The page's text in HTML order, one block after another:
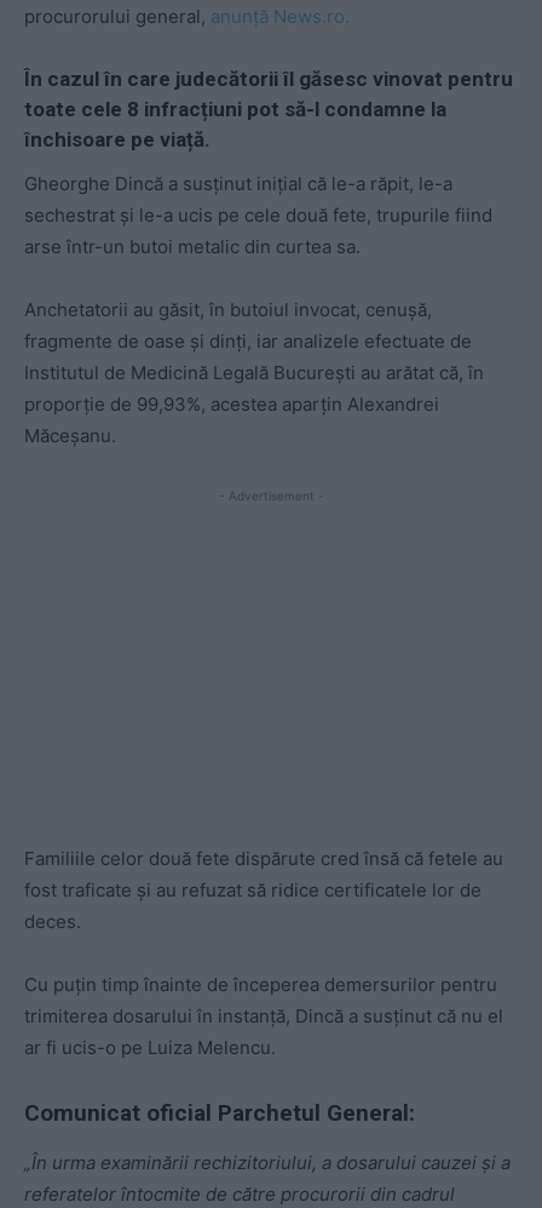
procurorului general, anunță News.ro.
În cazul în care judecătorii îl găsesc vinovat pentru
toate cele 8 infracțiuni pot să-l condamne la
închisoare pe viață.
Gheorghe Dincă a susţinut iniţial că le-a răpit, le-a
sechestrat şi le-a ucis pe cele două fete, trupurile fiind
arse într-un butoi metalic din curtea sa.
Anchetatorii au găsit, în butoiul invocat, cenuşă,
fragmente de oase şi dinţi, iar analizele efectuate de
Institutul de Medicină Legală Bucureşti au arătat că, în
proporţie de 99,93%, acestea aparţin Alexandrei
Măceşanu.
- Advertisement -
Familiile celor două fete dispărute cred însă că fetele au
fost traficate şi au refuzat să ridice certificatele lor de
deces.
Cu puţin timp înainte de începerea demersurilor pentru
trimiterea dosarului în instanţă, Dincă a susţinut că nu el
ar fi ucis-o pe Luiza Melencu.
Comunicat oficial Parchetul General:
„În urma examinării rechizitoriului, a dosarului cauzei și a
referatelor întocmite de către procurorii din cadrul